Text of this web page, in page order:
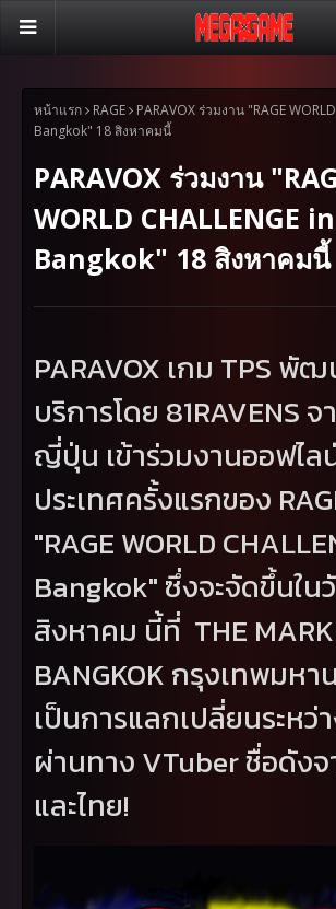
หน้าแรก RAGE
PARAVOX ร่วมงาน "RAGE
Bangkok" 18 สิงหาคมนี้
PARAVOX ร่วมงาน
WORLD CHALLENGE in
Bangkok" 18 สิงหาคมนี้
PARAVOX เกม TPS พัฒ
บริการโดย 81RAVENS จ
ญี่ปุ่น เข้าร่วมงานออฟไล
ประเทศครั้งแรกของ
"RAGE WORLD
Bangkok" ซึ่งจะจัดขึ้นใน
สิงหาคม นี้ที่ THE
BANGKOK กรุงเทพมหา
เป็นการแลกเปลี่ยนระหว่
ผ่านทาง VTuberชื่อดัง
และไทย!